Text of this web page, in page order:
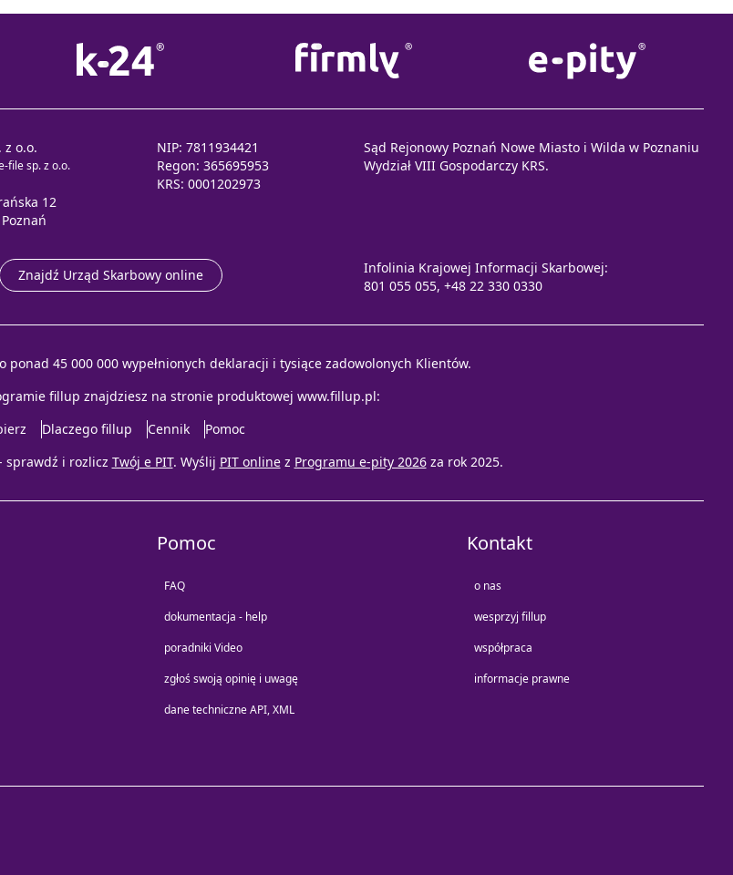
z o.o.
file sp. z o.o.
12
NIP: 7811934421
Regon: 365695953
KRS: 0001202973
Sąd Rejonowy Poznań Nowe Miasto i Wilda w Poznaniu
Wydział VIII Gospodarczy KRS.
Znajdź Urząd Skarbowy online
Infolinia Krajowej Informacji Skarbowej:
801 055 055, +48 22 330 0330
45 000 000 wypełnionych deklaracji i tysiące zadowolonych Klientów.
fillup znajdziesz na stronie produktowej www.fillup.pl:
Dlaczego fillup Cennik
Pomoc
sprawdź i rozlicz Twój e PIT. Wyślij PIT online z Programu e-pity 2026 za rok 2025.
Pomoc
FAQ
dokumentacja - help
poradniki Video
zgłoś swoją opinię i uwagę
dane techniczne API, XML
Kontakt
o nas
wesprzyj fillup
współpraca
informacje prawne